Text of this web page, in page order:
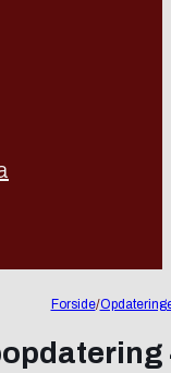
Forside/